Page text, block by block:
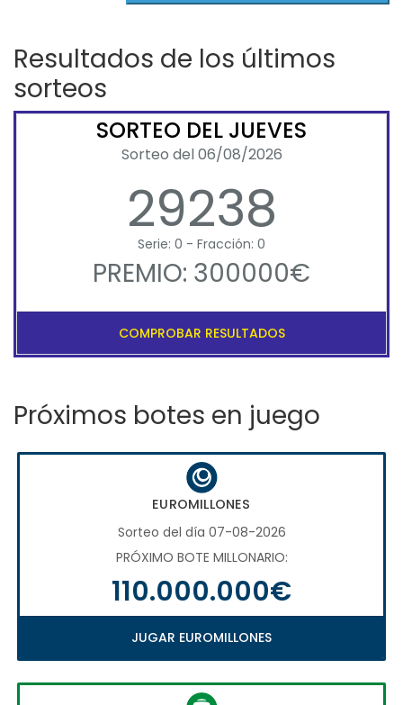
Resultados de los últimos
sorteos
SORTEO DEL JUEVES
Sorteo del 06/08/2026
29238
Serie: 0 - Fracción: 0
PREMIO: 300000€
COMPROBAR RESULTADOS
Próximos botes en juego
EUROMILLONES
Sorteo del día 07-08-2026
PRÓXIMO BOTE MILLONARIO:
110.000.000€
JUGAR EUROMILLONES